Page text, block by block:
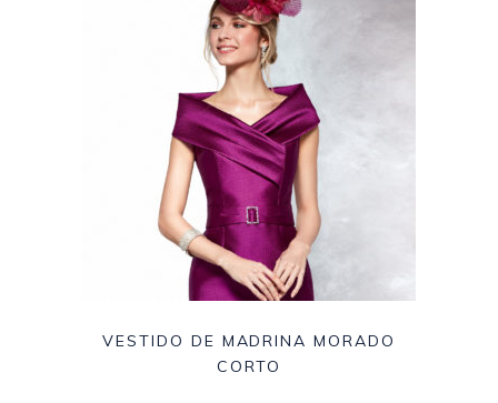
VESTIDO DE MADRINA MORADO
CORTO